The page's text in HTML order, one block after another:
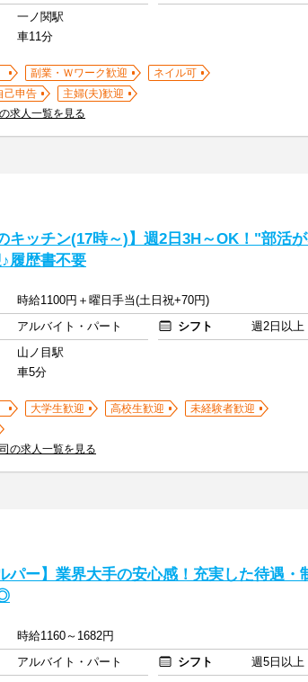
一ノ関駅
車11分
副業・Ｗワーク歓迎
ネイル可
己申告
主婦(夫)歓迎
求人一覧を見る
キッチン(17時～)】週2日3H～OK！"部活
履歴書不要
時給1100円＋曜日手当(土日祝+70円)
アルバイト・パート シフト
週2日以上
山ノ目駅
車5分
大学生歓迎 高校生歓迎
未経験者歓迎
の求人一覧を見る
パー】業界大手の安心感！充実した待遇・
時給1160～1682円
アルバイト・パート シフト
週5日以上